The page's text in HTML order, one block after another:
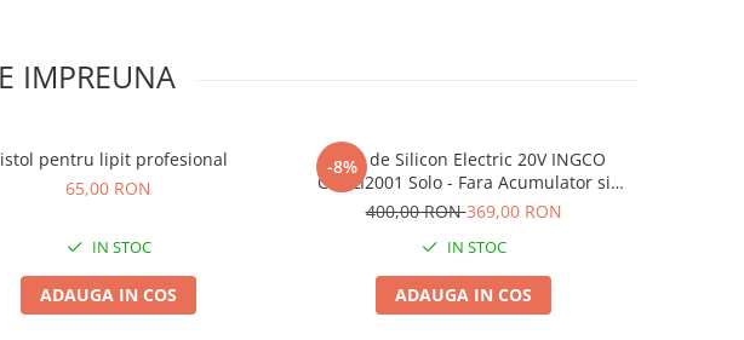
IMPREUNA
pentru lipit profesional
65,00 RON
IN STOC
ADAUGA IN COS
-8%
Pistol de Silicon Electric 20V INGCO
CGCLI2001 Solo - Fara Acumulator si
Incarcator
400,00 RON369,00 RON
IN STOC
ADAUGA IN COS